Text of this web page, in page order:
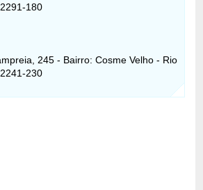
180
245 - Bairro: Cosme Velho - Rio
230